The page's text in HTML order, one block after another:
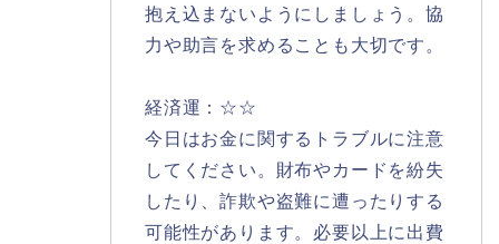
抱え込まないようにしましょう。協
力や助言を求めることも大切です。
経済運：☆☆
今日はお金に関するトラブルに注意
してください。財布やカードを紛失
したり、詐欺や盗難に遭ったりする
可能性があります。必要以上に出費